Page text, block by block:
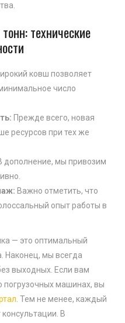
технические
ковш позволяет
число
Прежде всего, новая
ресурсов при тех же
дополнение, мы привозим
Важно отметить, что
опыт работы в
— это оптимальный
Наконец, мы всегда
выходных. Если вам
машинах, вы
. Тем не менее, каждый
В